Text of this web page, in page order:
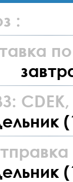
:
CDEK,